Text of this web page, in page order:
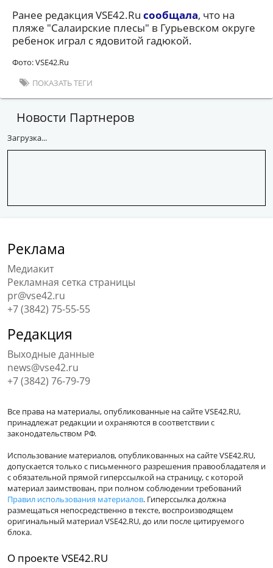
Ранее редакция VSE42.Ru сообщала, что на
пляже "Салаирские плесы" в Гурьевском округе
ребенок играл с ядовитой гадюкой.
Фото: VSE42.Ru
ПОКАЗАТЬ ТЕГИ
Новости Партнеров
Загрузка...
Реклама
Медиакит
Рекламная сетка страницы
pr@vse42.ru
+7 (3842) 75-55-55
Редакция
Выходные данные
news@vse42.ru
+7 (3842) 76-79-79
Все права на материалы, опубликованные на сайте VSE42.RU,
принадлежат редакции и охраняются в соответствии с
законодательством РФ.
Использование материалов, опубликованных на сайте VSE42.RU,
допускается только с письменного разрешения правообладателя и
с обязательной прямой гиперссылкой на страницу, с которой
материал заимствован, при полном соблюдении требований
Правил использования материалов. Гиперссылка должна
размещаться непосредственно в тексте, воспроизводящем
оригинальный материал VSE42.RU, до или после цитируемого
блока.
О проекте VSE42.RU